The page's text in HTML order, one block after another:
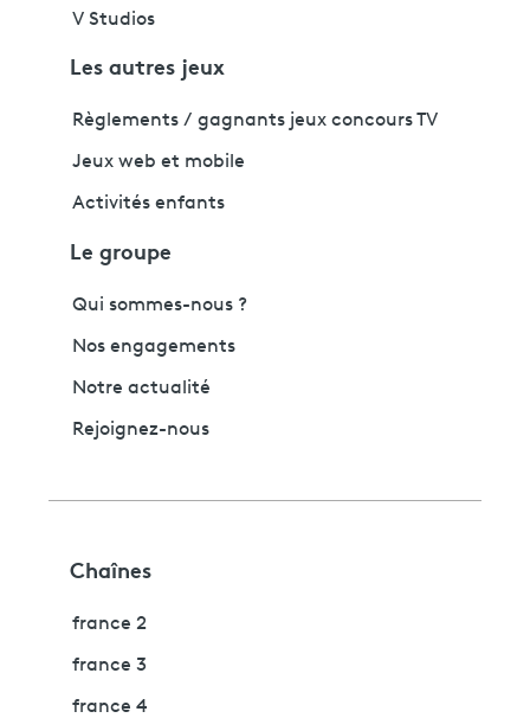
V Studios
Les autres jeux
Règlements / gagnants jeux concours TV
Jeux web et mobile
Activités enfants
Le groupe
Qui sommes-nous ?
Nos engagements
Notre actualité
Rejoignez-nous
Chaînes
france 2
france 3
france 4